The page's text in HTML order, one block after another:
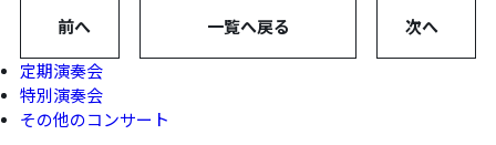
前へ 一覧へ戻る 次へ
定期演奏会
特別演奏会
その他のコンサート